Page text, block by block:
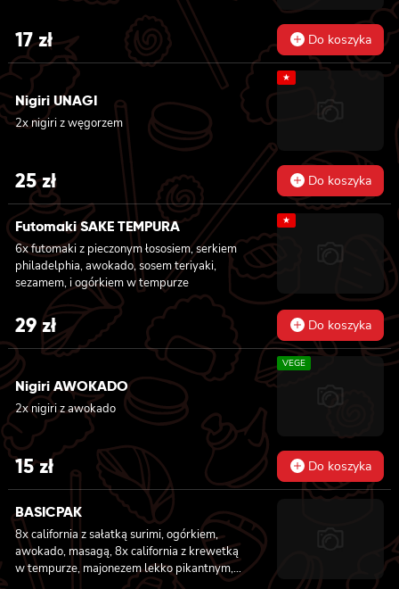
17zł Do koszyka
Nigiri UNAGI
2x nigiri z węgorzem
★
25zł Do koszyka
Futomaki SAKE TEMPURA
6x futomaki z pieczonym łososiem, serkiem
philadelphia, awokado, sosem teriyaki,
sezamem, i ogórkiem w tempurze
★
29zł Do koszyka
Nigiri AWOKADO
2x nigiri z awokado
VEGE
15zł Do koszyka
BASICPAK
8x california z sałatką surimi, ogórkiem,
awokado, masagą, 8x california z krewetką
w tempurze, majonezem lekko pikantnym,
ogórkiem, sezamem i masago, 6x futomaki z